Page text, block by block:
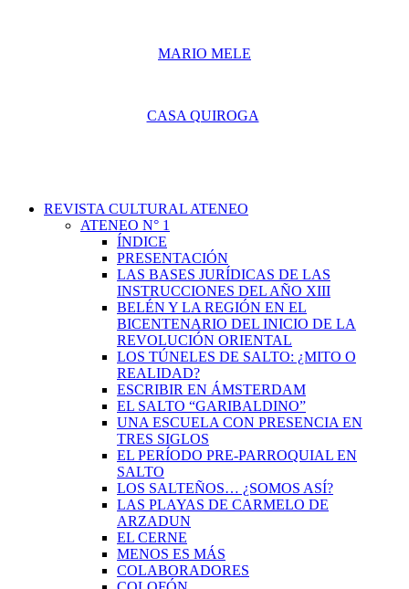
MARIO MELE
CASA QUIROGA
REVISTA CULTURAL ATENEO
ATENEO N° 1
ÍNDICE
PRESENTACIÓN
LAS BASES JURÍDICAS DE LAS
INSTRUCCIONES DEL AÑO XIII
BELÉN Y LA REGIÓN EN EL
BICENTENARIO DEL INICIO DE LA
REVOLUCIÓN ORIENTAL
LOS TÚNELES DE SALTO: ¿MITO O
REALIDAD?
ESCRIBIR EN ÁMSTERDAM
EL SALTO “GARIBALDINO”
UNA ESCUELA CON PRESENCIA EN
TRES SIGLOS
EL PERÍODO PRE-PARROQUIAL EN
SALTO
LOS SALTEÑOS… ¿SOMOS ASÍ?
LAS PLAYAS DE CARMELO DE
ARZADUN
EL CERNE
MENOS ES MÁS
COLABORADORES